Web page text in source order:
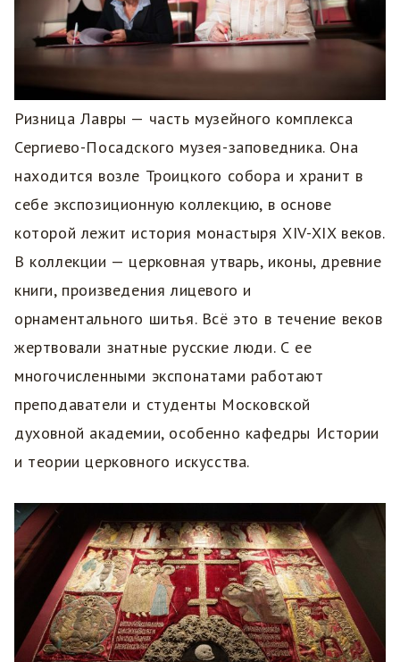
Ризница Лавры — часть музейного комплекса
Сергиево-Посадского музея-заповедника. Она
находится возле Троицкого собора и хранит в
себе экспозиционную коллекцию, в основе
которой лежит история монастыря XIV-XIX веков.
В коллекции — церковная утварь, иконы, древние
книги, произведения лицевого и
орнаментального шитья. Всё это в течение веков
жертвовали знатные русские люди. С ее
многочисленными экспонатами работают
преподаватели и студенты Московской
духовной академии, особенно кафедры Истории
и теории церковного искусства.